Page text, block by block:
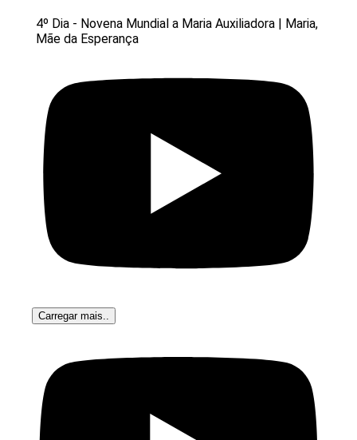
4º Dia - Novena Mundial a Maria Auxiliadora | Maria,
Mãe da Esperança
Carregar mais..